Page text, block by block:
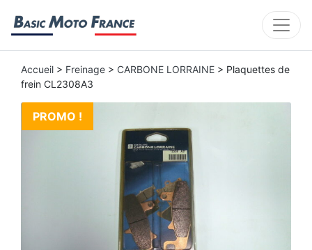
Accueil > Freinage > CARBONE LORRAINE > Plaquettes de
frein CL2308A3
PROMO !